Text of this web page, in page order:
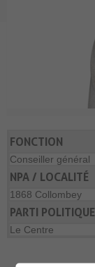
FONCTION
Conseiller général
NPA / LOCALITÉ
1868 Collombey
PARTI POLITIQUE
Le Centre